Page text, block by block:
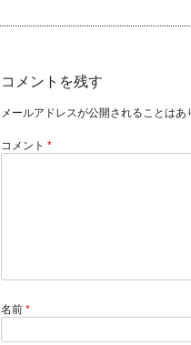
コメントを残す
メールアドレスが公開されることはあ
コメント *
名前 *